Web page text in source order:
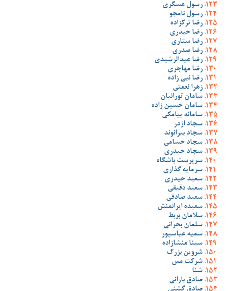
رسول عسگری
رسول نامجو
رضا ترکزاده
رضا حیدری
رضا ستاری
رضا صدری
رضا عبدالرشیدی
رضا مهاجری
رضا نبی زاده
زهرا نعمتی
سامان تورانیان
سامان حسین زاده
سامانه پیامکی
سجاد اژدر
سجاد بیرانوند
سجاد حسامی
سجاد حیدری
سرپرست باشگاه
سرمایه گذاری
سعید حیدری
سعید دقیقی
سعید صادقی
سعیده ایرانمنش
سلامان بربط
سلمان بحرانی
سمیه عباسپور
سینا منشازاده
شروین بزرگ
شرکت مس
شنا
صادق بارانی